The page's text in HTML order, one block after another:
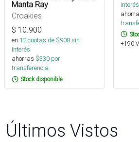
Manta Ray
Croakies
$ 10.900
en 12cuotas de $908sin
interés
ahorras $330 por
transferencia.
Stock disponible
interés
+190
Últimos Vistos